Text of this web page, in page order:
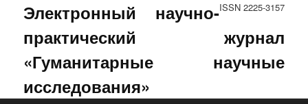
ISSN 2225-3157
Электронный научно-
практический журнал
«Гуманитарные научные
исследования»